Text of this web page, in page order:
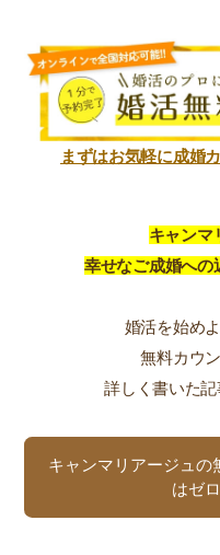
まずはお気軽に成婚
キャンマ
幸せなご成婚への
婚活を始め
無料カウ
詳しく書いた
キャンマリアージュの
はゼ